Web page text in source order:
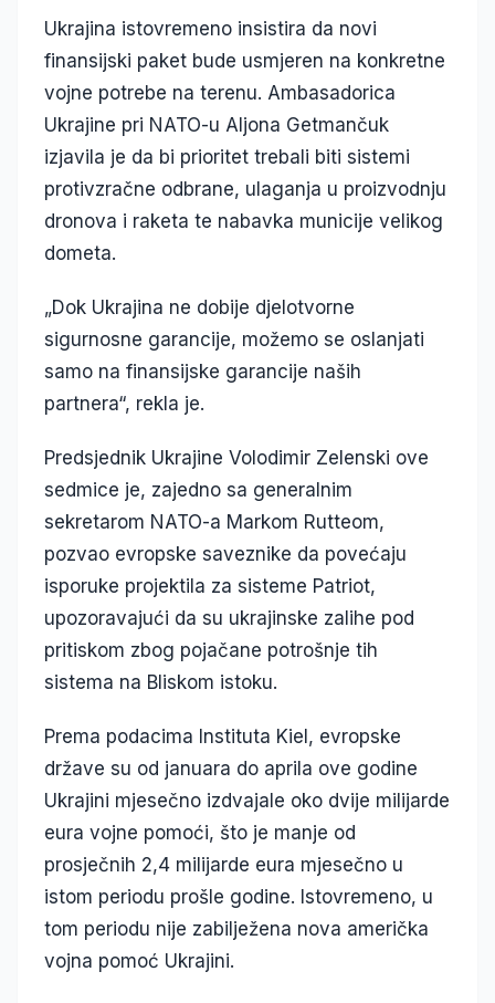
Ukrajina istovremeno insistira da novi
finansijski paket bude usmjeren na konkretne
vojne potrebe na terenu. Ambasadorica
Ukrajine pri NATO-u Aljona Getmančuk
izjavila je da bi prioritet trebali biti sistemi
protivzračne odbrane, ulaganja u proizvodnju
dronova i raketa te nabavka municije velikog
dometa.
„Dok Ukrajina ne dobije djelotvorne
sigurnosne garancije, možemo se oslanjati
samo na finansijske garancije naših
partnera“, rekla je.
Predsjednik Ukrajine Volodimir Zelenski ove
sedmice je, zajedno sa generalnim
sekretarom NATO-a Markom Rutteom,
pozvao evropske saveznike da povećaju
isporuke projektila za sisteme Patriot,
upozoravajući da su ukrajinske zalihe pod
pritiskom zbog pojačane potrošnje tih
sistema na Bliskom istoku.
Prema podacima Instituta Kiel, evropske
države su od januara do aprila ove godine
Ukrajini mjesečno izdvajale oko dvije milijarde
eura vojne pomoći, što je manje od
prosječnih 2,4 milijarde eura mjesečno u
istom periodu prošle godine. Istovremeno, u
tom periodu nije zabilježena nova američka
vojna pomoć Ukrajini.